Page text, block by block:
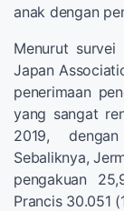
anak dengan
Menurut
Japan
penerimaan
yang sangat
2019,
Sebaliknya,
pengakuan
Prancis 30.051